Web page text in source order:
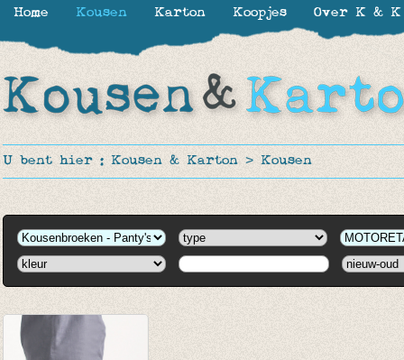
U bent hier : Kousen & Karton > Kousen
Home Kousen Karton Koopjes Over K & K